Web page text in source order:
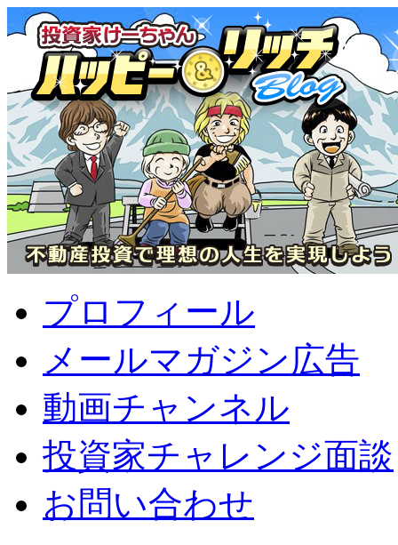
プロフィール
メールマガジン広告
動画チャンネル
投資家チャレンジ面談
お問い合わせ